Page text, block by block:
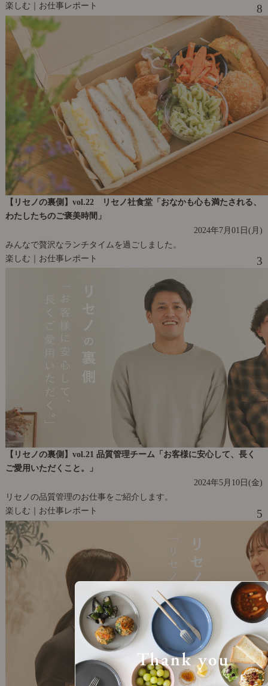
楽しむ｜お仕事レポート
8
【リセノの裏側】vol.22 リセノ社食堂「おなかも心も満たされる、
わたしたちのご褒美時間」
2024年7月01日(月)
みんなで贅沢なランチタイムを過ごしました。
楽しむ｜お仕事レポート
3
【リセノの裏側】vol.21 品質管理チーム「お客様に安心して、長く
ご愛用いただくこと。」
2024年5月10日(金)
リセノの品質管理のお仕事をご紹介します。
楽しむ｜お仕事レポート
5